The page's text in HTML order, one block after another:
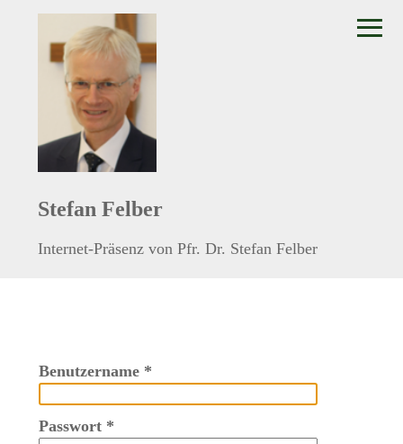
Stefan Felber
Internet-Präsenz von Pfr. Dr. Stefan Felber
Benutzername*
Passwort*
≡